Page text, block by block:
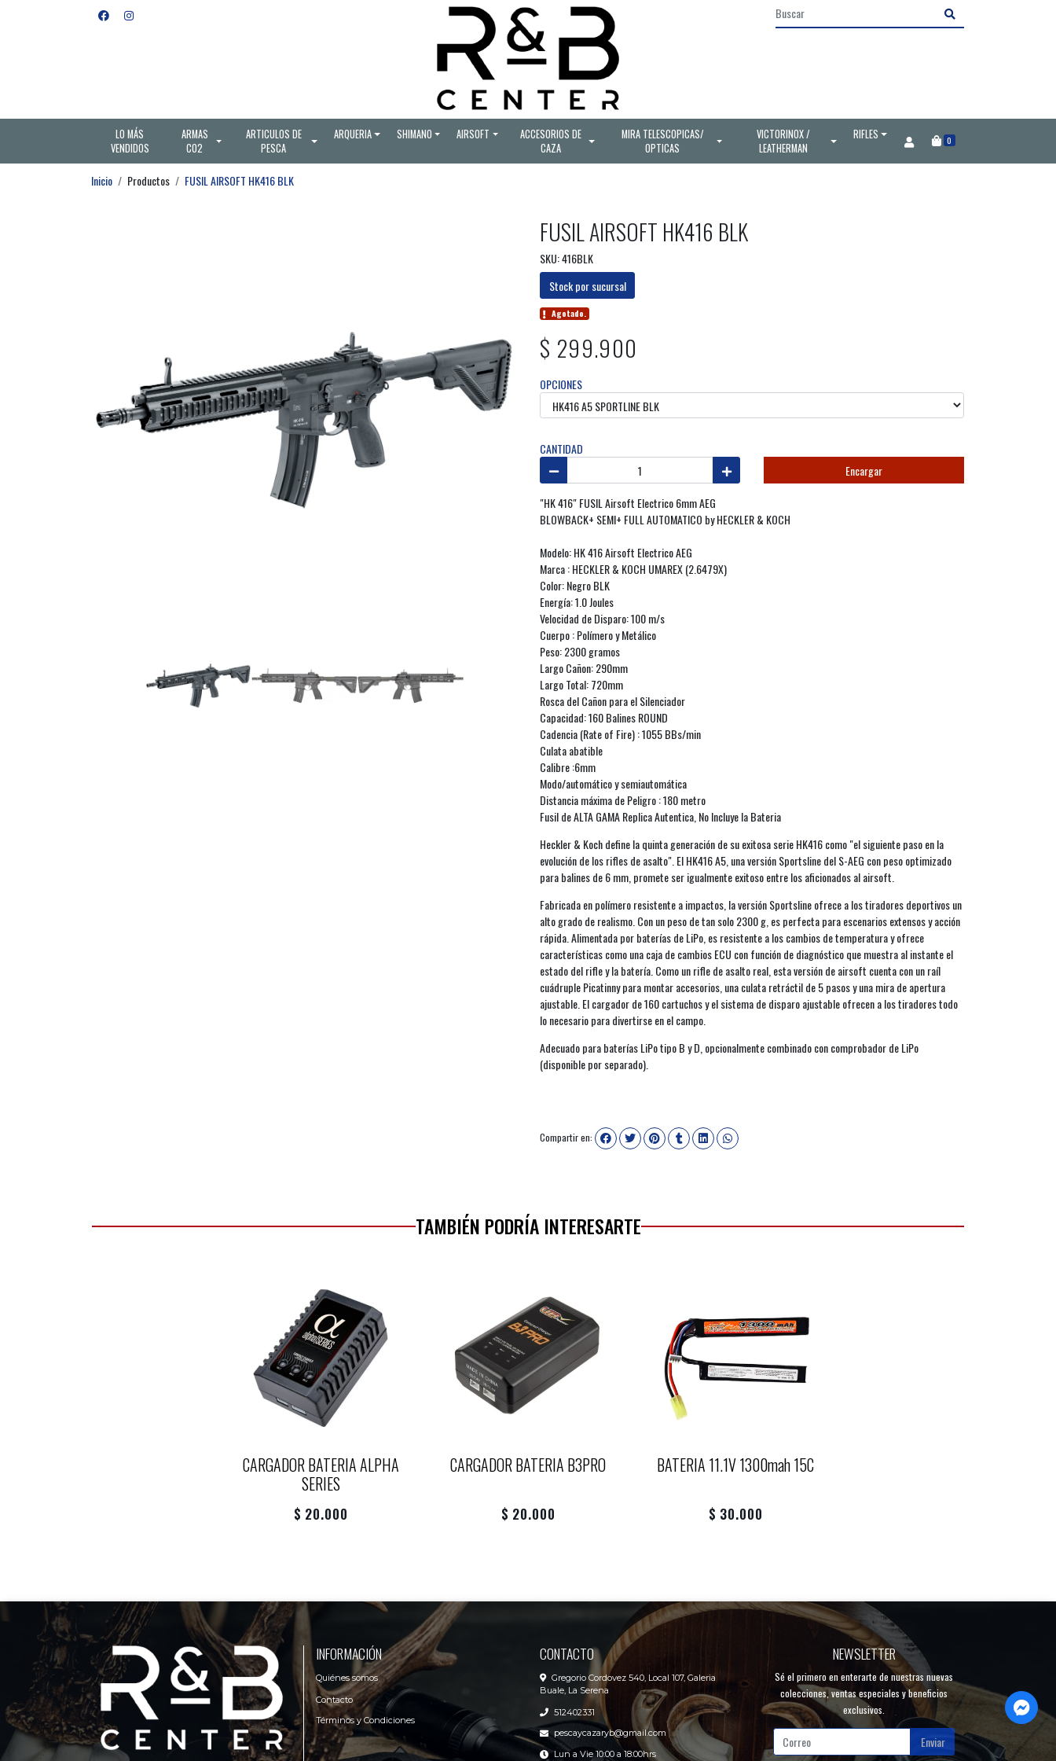
LO MÁS
VENDIDOS
ARMAS
CO2
ARTICULOS DE
PESCA
ARQUERIA SHIMANO AIRSOFT
ACCESORIOS DE
CAZA
MIRA TELESCOPICAS/
OPTICAS
VICTORINOX /
LEATHERMAN
RIFLES 0
Inicio Productos FUSIL AIRSOFT HK416 BLK
FUSIL AIRSOFT HK416 BLK
SKU: 416BLK
Stock por sucursal
Agotado.
$ 299.900
OPCIONES
CANTIDAD
Encargar
"HK 416" FUSIL Airsoft Electrico 6mm AEG
BLOWBACK+ SEMI+ FULL AUTOMATICO by HECKLER & KOCH
Modelo: HK 416 Airsoft Electrico AEG
Marca : HECKLER & KOCH UMAREX (2.6479X)
Color: Negro BLK
Energía: 1.0 Joules
Velocidad de Disparo: 100 m/s
Cuerpo : Polímero y Metálico
Peso: 2300 gramos
Largo Cañon: 290mm
Largo Total: 720mm
Rosca del Cañon para el Silenciador
Capacidad: 160 Balines ROUND
Cadencia (Rate of Fire) : 1055 BBs/min
Culata abatible
Calibre :6mm
Modo/automático y semiautomática
Distancia máxima de Peligro : 180 metro
Fusil de ALTA GAMA Replica Autentica, No Incluye la Bateria
Heckler & Koch define la quinta generación de su exitosa serie HK416 como "el siguiente paso en la
evolución de los rifles de asalto". El HK416 A5, una versión Sportsline del S-AEG con peso optimizado
para balines de 6 mm, promete ser igualmente exitoso entre los aficionados al airsoft.
Fabricada en polímero resistente a impactos, la versión Sportsline ofrece a los tiradores deportivos un
alto grado de realismo. Con un peso de tan solo 2300 g, es perfecta para escenarios extensos y acción
rápida. Alimentada por baterías de LiPo, es resistente a los cambios de temperatura y ofrece
características como una caja de cambios ECU con función de diagnóstico que muestra al instante el
estado del rifle y la batería. Como un rifle de asalto real, esta versión de airsoft cuenta con un raíl
cuádruple Picatinny para montar accesorios, una culata retráctil de 5 pasos y una mira de apertura
ajustable. El cargador de 160 cartuchos y el sistema de disparo ajustable ofrecen a los tiradores todo
lo necesario para divertirse en el campo.
Adecuado para baterías LiPo tipo B y D, opcionalmente combinado con comprobador de LiPo
(disponible por separado).
Compartir en:
TAMBIÉN PODRÍA INTERESARTE
CARGADOR BATERIA ALPHA
SERIES
$ 20.000
CARGADOR BATERIA B3PRO
$ 20.000
BATERIA 11.1V 1300mah 15C
$ 30.000
INFORMACIÓN
Quiénes somos
Contacto
Términos y Condiciones
CONTACTO
Gregorio Cordovez 540, Local 107, Galeria
Buale, La Serena
512402331
pescaycazaryb@gmail.com
Lun a Vie 10:00 a 18:00hrs
NEWSLETTER
Sé el primero en enterarte de nuestras nuevas
colecciones, ventas especiales y beneficios
exclusivos.
Enviar